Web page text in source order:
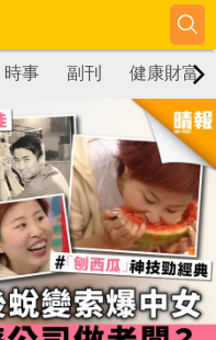
時事 副刊 健康財富